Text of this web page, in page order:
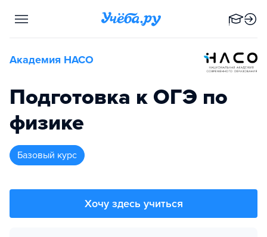
Академия НАСО
Подготовка к ОГЭ по
физике
базовый курс
Хочу здесь учиться